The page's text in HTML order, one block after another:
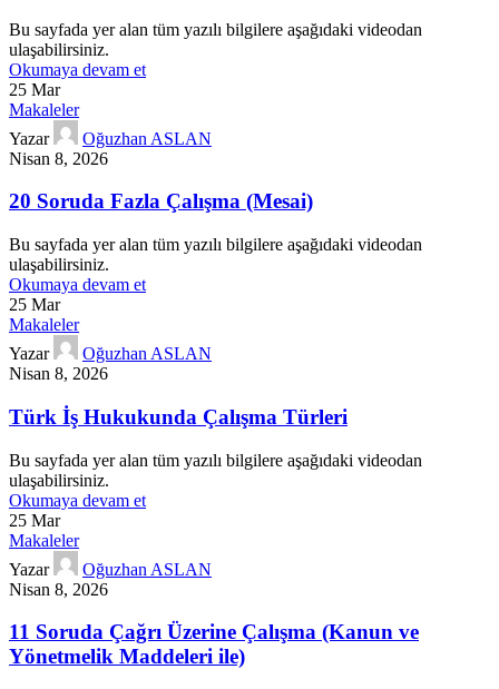
Bu sayfada yer alan tüm yazılı bilgilere aşağıdaki videodan
ulaşabilirsiniz.
Okumaya devam et
25 Mar
Makaleler
Yazar
Oğuzhan ASLAN
Nisan 8, 2026
20 Soruda Fazla Çalışma (Mesai)
Bu sayfada yer alan tüm yazılı bilgilere aşağıdaki videodan
ulaşabilirsiniz.
Okumaya devam et
25 Mar
Makaleler
Yazar
Oğuzhan ASLAN
Nisan 8, 2026
Türk İş Hukukunda Çalışma Türleri
Bu sayfada yer alan tüm yazılı bilgilere aşağıdaki videodan
ulaşabilirsiniz.
Okumaya devam et
25 Mar
Makaleler
Yazar
Oğuzhan ASLAN
Nisan 8, 2026
11 Soruda Çağrı Üzerine Çalışma (Kanun ve
Yönetmelik Maddeleri ile)